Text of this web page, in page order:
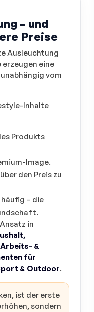
– und
Preise
Ausleuchtung
eine
vom
Inhalte
Produkts
Image.
den Preis zu
– die
in
&
für
& Outdoor.
ist der erste
sondern